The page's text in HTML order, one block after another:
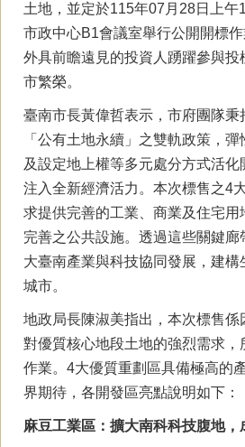
土地，並定於115年07月28日上午
市政中心B1會議室舉行公開開標
外具前瞻遠見的投資人踴躍參與
市繁榮。
臺南市長黃偉哲表示，市府團隊
「公有土地永續」之雙軌政策，
及設定地上權等多元處分方式活
注入全新經濟活力。本次標售之4
求提供完善的工業、商業及住宅用
完善之公共設施。透過這些關鍵
大臺南產業與科技協同發展，建
城市。
地政局長陳淑美指出，本次標售係
對優質核心地段土地的強烈需求，
作業。4大優質重劃區具備極高的
界期待，各開發區亮點說明如下：
麻豆工業區：擴大南科科技腹地，